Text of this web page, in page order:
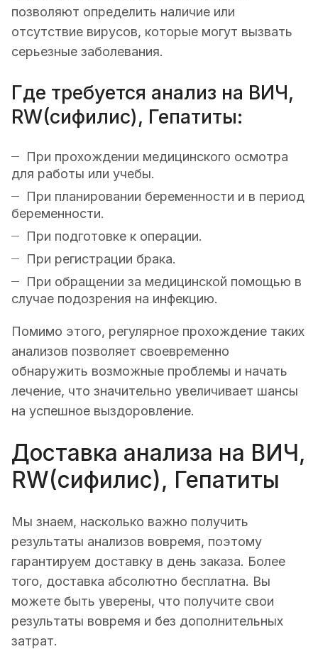
позволяют определить наличие или
отсутствие вирусов, которые могут вызвать
серьезные заболевания.
Где требуется анализ на ВИЧ,
RW(сифилис), Гепатиты:
При прохождении медицинского осмотра
для работы или учебы.
При планировании беременности и в период
беременности.
При подготовке к операции.
При регистрации брака.
При обращении за медицинской помощью в
случае подозрения на инфекцию.
Помимо этого, регулярное прохождение таких
анализов позволяет своевременно
обнаружить возможные проблемы и начать
лечение, что значительно увеличивает шансы
на успешное выздоровление.
Доставка анализа на ВИЧ,
RW(сифилис), Гепатиты
Мы знаем, насколько важно получить
результаты анализов вовремя, поэтому
гарантируем доставку в день заказа. Более
того, доставка абсолютно бесплатна. Вы
можете быть уверены, что получите свои
результаты вовремя и без дополнительных
затрат.